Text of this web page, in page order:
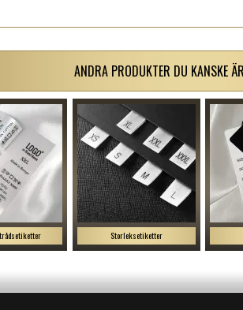
ANDRA PRODUKTER DU KANSKE
Storleksetiketter